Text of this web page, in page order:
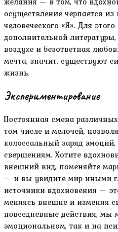
осуществление черпается
человеческого «Я». Для
дополнительной
воздухе и безответная
мечта, значит, существуют
жизнь.
Экспериментирование
Постоянная смена
том числе и мелочей,
колоссальный заряд
свершениям. Хотите
внешний вид, поменяйте
— и вы увидите мир иными
источники вдохновения —
меняясь внешне и изменяя
повседневные действия, мы
эмоциональном, так и на